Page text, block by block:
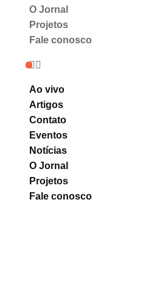
O Jornal
Projetos
Fale conosco
Ao vivo
Artigos
Contato
Eventos
Notícias
O Jornal
Projetos
Fale conosco